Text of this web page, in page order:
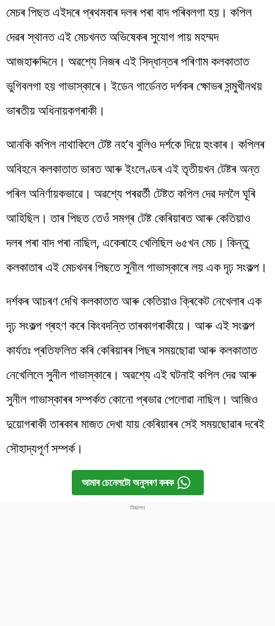
মেচৰ পিছত এইদৰে প্ৰথমবাৰ দলৰ পৰা বাদ পৰিবলগা হয়। কপিল
দেৱৰ স্থানত এই মেচখনত অভিষেকৰ সুযোগ পায় মহম্মদ
আজহাৰুদ্দিনে। অৱশ্যে নিজৰ এই সিদ্ধান্তৰ পৰিণাম কলকাতাত
ভুগিবলগা হয় গাভাস্কাৰে। ইডেন গাৰ্ডেনত দৰ্শকৰ ক্ষোভৰ সন্মুখীনথয়
ভাৰতীয় অধিনায়কগৰাকী।
আনকি কপিল নাথাকিলে টেষ্ট নহ’ব বুলিও দৰ্শকে দিয়ে হুংকাৰ। কপিলৰ
অবিহনে কলকাতাত ভাৰত আৰু ইংলেণ্ডৰ এই তৃতীয়খন টেষ্টৰ অন্ত
পৰিল অনিৰ্ণায়কভাৱে। অৱশ্যে পৰৱৰ্তী টেষ্টত কপিল দেৱ দললৈ ঘূৰি
আহিছিল। তাৰ পিছত তেওঁ সমগ্ৰ টেষ্ট কেৰিয়াৰত আৰু কেতিয়াও
দলৰ পৰা বাদ পৰা নাছিল, একেৰাহে খেলিছিল ৬৫খন মেচ। কিন্তু
কলকাতাৰ এই মেচখনৰ পিছতে সুনীল গাভাস্কাৰে লয় এক দৃঢ় সংকল্প।
দৰ্শকৰ আচৰণ দেখি কলকাতাত আৰু কেতিয়াও ক্ৰিকেট নেখেলাৰ এক
দৃঢ় সংকল্প গ্ৰহণ কৰে কিংবদন্তি তাৰকাগৰাকীয়ে। আৰু এই সংকল্প
কাৰ্যতঃ প্ৰতিফলিত কৰি কেৰিয়াৰৰ পিছৰ সময়ছোৱা আৰু কলকাতাত
নেখেলিলে সুনীল গাভাস্কাৰে। অৱশ্যে এই ঘটনাই কপিল দেৱ আৰু
সুনীল গাভাস্কাৰৰ সম্পৰ্কত কোনো প্ৰভাৱ পেলোৱা নাছিল। আজিও
দুয়োগৰাকী তাৰকাৰ মাজত দেখা যায় কেৰিয়াৰৰ সেই সময়ছোৱাৰ দৰেই
সৌহাদ্যপূৰ্ণ সম্পৰ্ক।
আমাৰ চেনেলটো অনুসৰণ কৰক